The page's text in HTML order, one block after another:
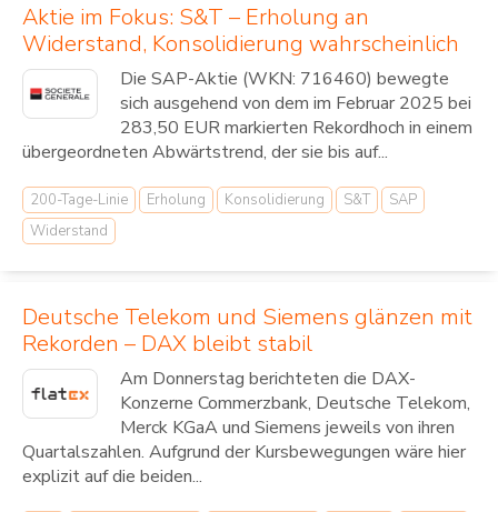
Aktie im Fokus: S&T – Erholung an
Widerstand, Konsolidierung wahrscheinlich
Die SAP-Aktie (WKN: 716460) bewegte
sich ausgehend von dem im Februar 2025 bei
283,50 EUR markierten Rekordhoch in einem
übergeordneten Abwärtstrend, der sie bis auf...
200-Tage-Linie Erholung Konsolidierung S&T
SAP
Widerstand
Deutsche Telekom und Siemens glänzen mit
Rekorden – DAX bleibt stabil
Am Donnerstag berichteten die DAX-
Konzerne Commerzbank, Deutsche Telekom,
Merck KGaA und Siemens jeweils von ihren
Quartalszahlen. Aufgrund der Kursbewegungen wäre hier
explizit auf die beiden...